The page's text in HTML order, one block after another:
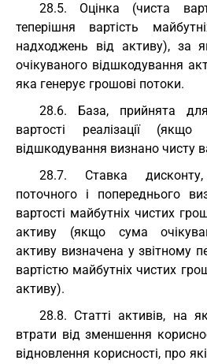
28.5. Оцінка (чиста
теперішня вартість
надходжень від активу), за
очікуваного відшкодування
яка генерує грошові потоки.
28.6. База, прийнята
вартості реалізації
відшкодування визнано чисту
28.7. Ставка
поточного і попереднього
вартості майбутніх чистих
активу (якщо сума
активу визначена у звітному
вартістю майбутніх чистих
активу).
28.8. Статті активів, на
втрати від зменшення
відновлення корисності, про